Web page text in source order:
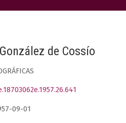
de Cossío
09-01